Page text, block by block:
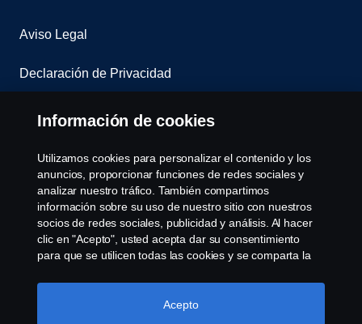
Aviso Legal
Declaración de Privacidad
Contacta con nosotros
Whistleblowing
Política de cookies
Cookie settings
Información de cookies
Utilizamos cookies para personalizar el contenido y los
anuncios, proporcionar funciones de redes sociales y
analizar nuestro tráfico. También compartimos
información sobre su uso de nuestro sitio con nuestros
socios de redes sociales, publicidad y análisis. Al hacer
clic en "Acepto", usted acepta dar su consentimiento
para que se utilicen todas las cookies y se comparta la
haciendo clic en "Configuración de cookies" y
seleccionando las categorías que desea aceptar. Para
Acepto